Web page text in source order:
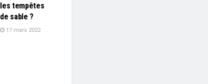
les tempêtes
de sable ?
17 mars 2022